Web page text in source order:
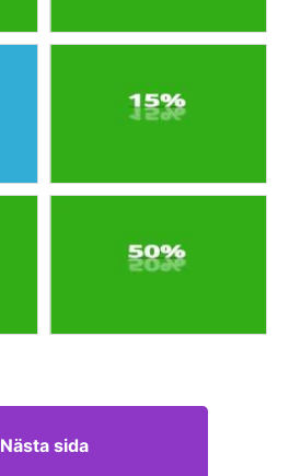
Nästa sida